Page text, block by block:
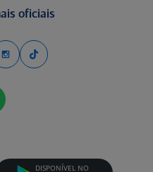
oficiais
DISPONÍVEL NO